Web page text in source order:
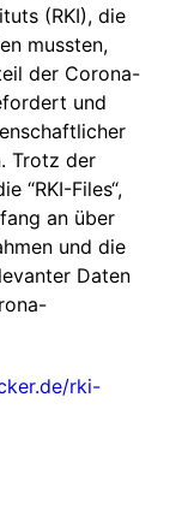
(RKI), die
mussten,
der Corona-
und
Trotz der
“RKI-Files“,
an über
und die
Daten
rki-